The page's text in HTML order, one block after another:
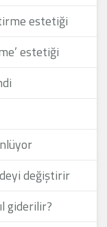
estetiği
estetiği
değiştirir
giderilir?